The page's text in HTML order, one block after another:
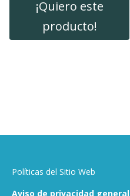
¡Quiero este
producto!
Políticas del Sitio Web
Aviso de privacidad general